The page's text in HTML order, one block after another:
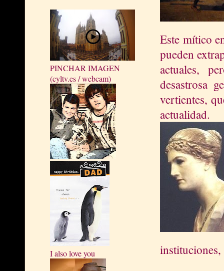
PINCHAR IMAGEN
(cyltv.es / webcam)
I also love you
Este mítico
pueden
actuales,
desastrosa
vertientes,
actualidad.
instituciones,